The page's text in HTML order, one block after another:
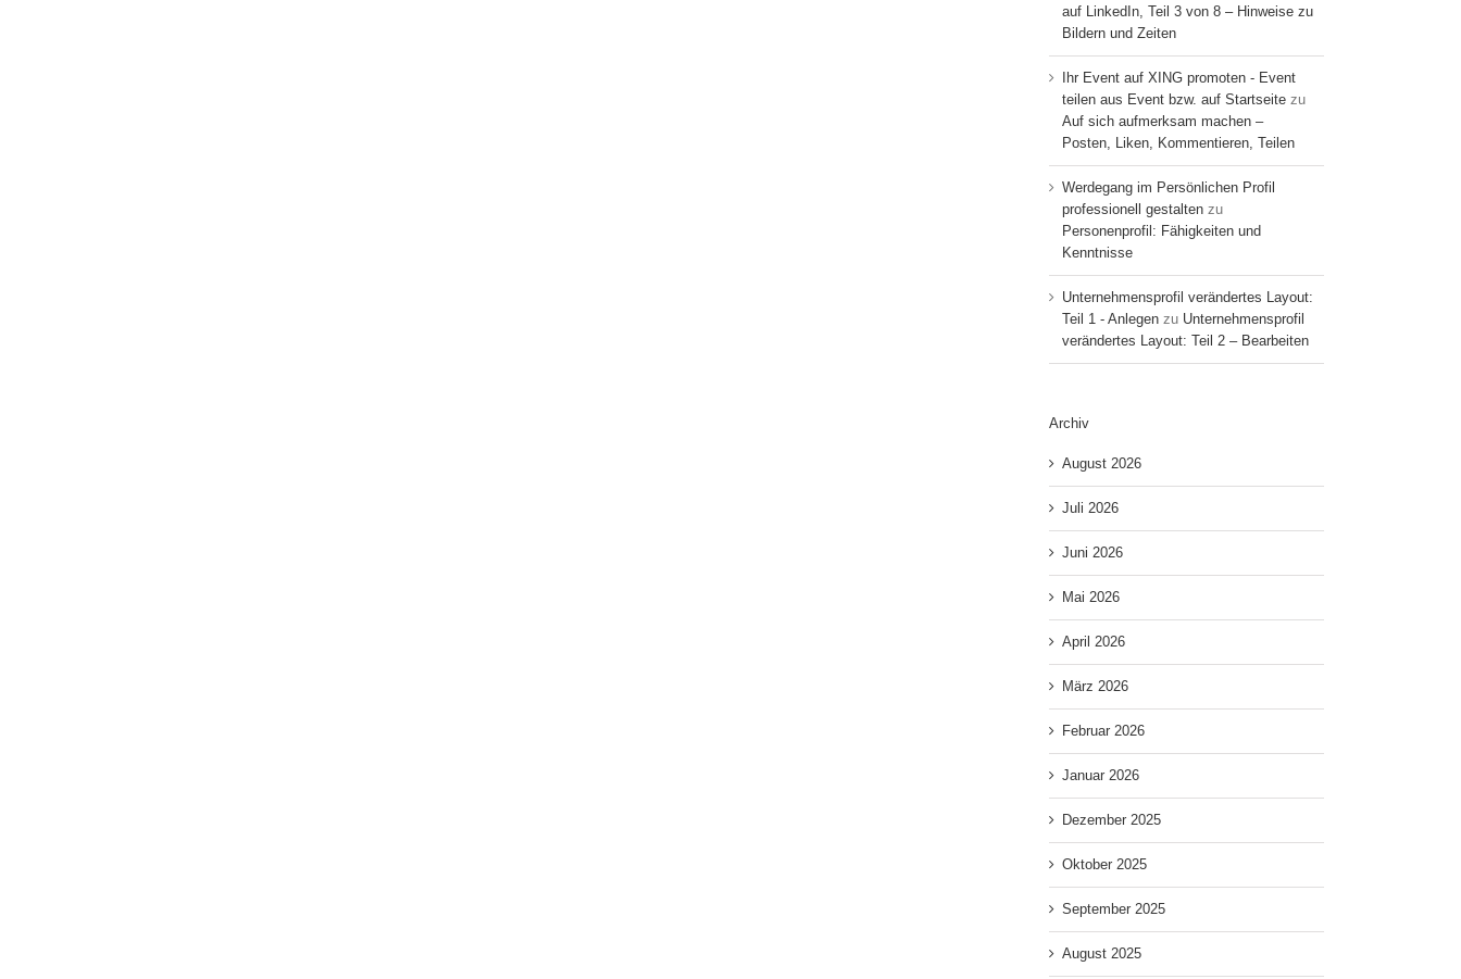
auf LinkedIn, Teil 3 von 8 – Hinweise zu
Bildern und Zeiten
Ihr Event auf XING promoten - Event
teilen aus Event bzw. auf Startseitezu
Auf sich aufmerksam machen –
Posten, Liken, Kommentieren, Teilen
Werdegang im Persönlichen Profil
professionell gestaltenzu
Personenprofil: Fähigkeiten und
Kenntnisse
Unternehmensprofil verändertes Layout:
Teil 1 - Anlegenzu Unternehmensprofil
verändertes Layout: Teil 2 – Bearbeiten
Archiv
August 2026
Juli 2026
Juni 2026
Mai 2026
April 2026
März 2026
Februar 2026
Januar 2026
Dezember 2025
Oktober 2025
September 2025
August 2025